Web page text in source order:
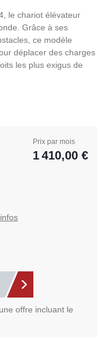
le chariot élévateur
Grâce à ses
ce modèle
déplacer des charges
les plus exigus de
Prix par mois
1 410,00 €
offre incluant le